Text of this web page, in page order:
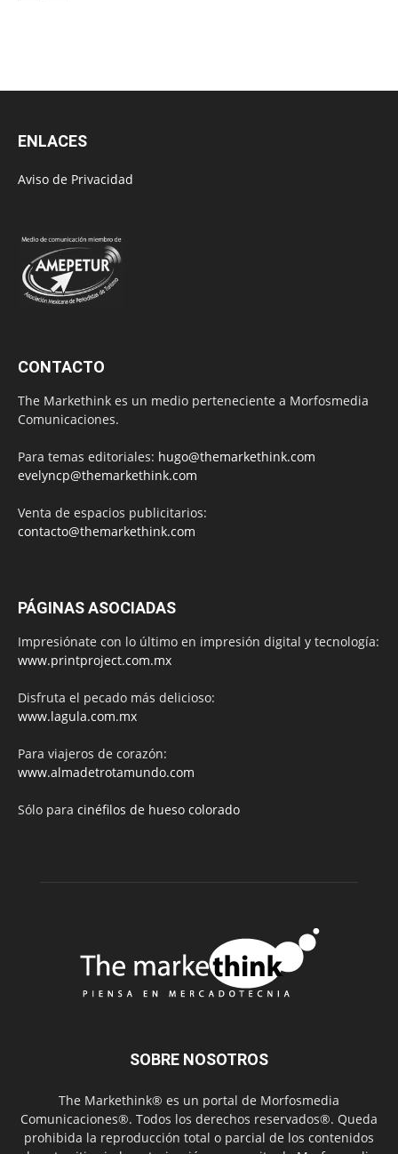
ENLACES
Aviso de Privacidad
CONTACTO
The Markethink es un medio perteneciente a Morfosmedia
Comunicaciones.
Para temas editoriales: hugo@themarkethink.com
evelyncp@themarkethink.com
Venta de espacios publicitarios:
contacto@themarkethink.com
PÁGINAS ASOCIADAS
Impresiónate con lo último en impresión digital y tecnología:
www.printproject.com.mx
Disfruta el pecado más delicioso:
www.lagula.com.mx
Para viajeros de corazón:
www.almadetrotamundo.com
Sólo para cinéfilos de hueso colorado
SOBRE NOSOTROS
The Markethink® es un portal de Morfosmedia
Comunicaciones®. Todos los derechos reservados®. Queda
prohibida la reproducción total o parcial de los contenidos